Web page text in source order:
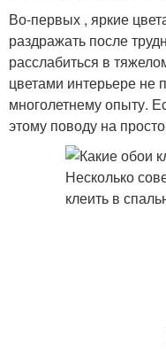
Во-первых , яркие
раздражать после
расслабиться в
цветами интерьере не
многолетнему опыту.
этому поводу на